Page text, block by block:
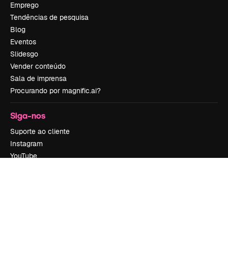
Emprego
Tendências de pesquisa
Blog
Eventos
Slidesgo
Vender conteúdo
Sala de imprensa
Procurando por magnific.ai?
Siga-nos
Suporte ao cliente
Instagram
YouTube